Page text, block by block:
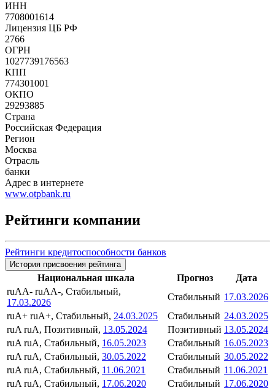
ИНН
7708001614
Лицензия ЦБ РФ
2766
ОГРН
1027739176563
КПП
774301001
ОКПО
29293885
Страна
Российская Федерация
Регион
Москва
Отрасль
банки
Адрес в интернете
www.otpbank.ru
Рейтинги компании
Рейтинги кредитоспособности банков
История присвоения рейтинга
Национальная шкала Прогноз
Дата
ruAA- ruAA-, Стабильный,
17.03.2026
Стабильный 17.03.2026
ruA+ ruA+, Стабильный, 24.03.2025 Стабильный 24.03.2025
ruA ruA, Позитивный, 13.05.2024 Позитивный 13.05.2024
ruA ruA, Стабильный, 16.05.2023 Стабильный 16.05.2023
ruA ruA, Стабильный, 30.05.2022 Стабильный 30.05.2022
ruA ruA, Стабильный, 11.06.2021 Стабильный 11.06.2021
ruA ruA, Стабильный, 17.06.2020 Стабильный 17.06.2020